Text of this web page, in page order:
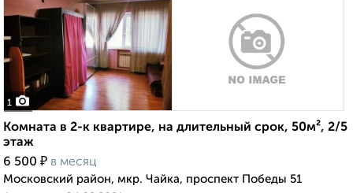
1
Комната в 2-к квартире, на длительный срок, 50м², 2/5
этаж
6 500 ₽ в месяц
Московский район, мкр. Чайка, проспект Победы 51